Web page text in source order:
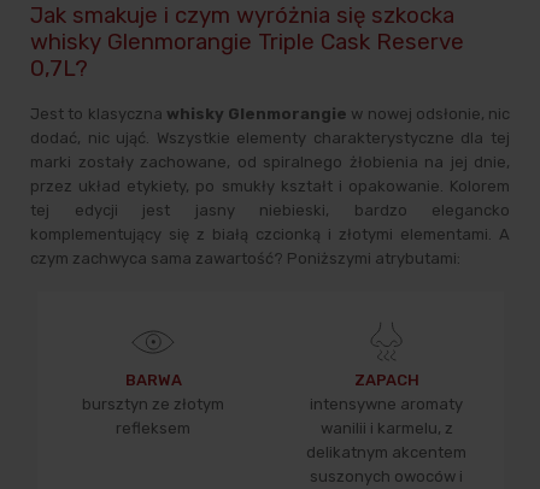
Jak smakuje i czym wyróżnia się szkocka
whisky Glenmorangie Triple Cask Reserve
0,7L?
Jest to klasyczna whisky Glenmorangie w nowej odsłonie, nic
dodać, nic ująć. Wszystkie elementy charakterystyczne dla tej
marki zostały zachowane, od spiralnego żłobienia na jej dnie,
przez układ etykiety, po smukły kształt i opakowanie. Kolorem
tej edycji jest jasny niebieski, bardzo elegancko
komplementujący się z białą czcionką i złotymi elementami. A
czym zachwyca sama zawartość? Poniższymi atrybutami:
BARWA
bursztyn ze złotym
refleksem
ZAPACH
intensywne aromaty
wanilii i karmelu, z
delikatnym akcentem
suszonych owoców i